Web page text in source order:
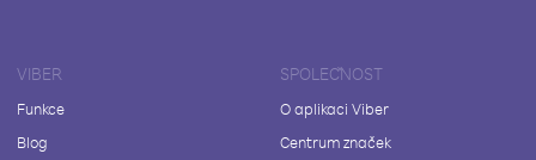
VIBER
Funkce
Blog
SPOLEČNOST
O aplikaci Viber
Centrum značek